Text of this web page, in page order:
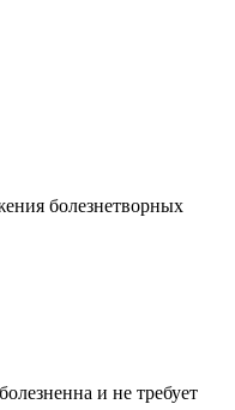
болезнетворных
и не требует